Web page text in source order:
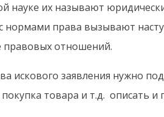
науке их называют
нормами права вызывают
отношений.
искового заявления нужно
покупка товара и т.д. описать